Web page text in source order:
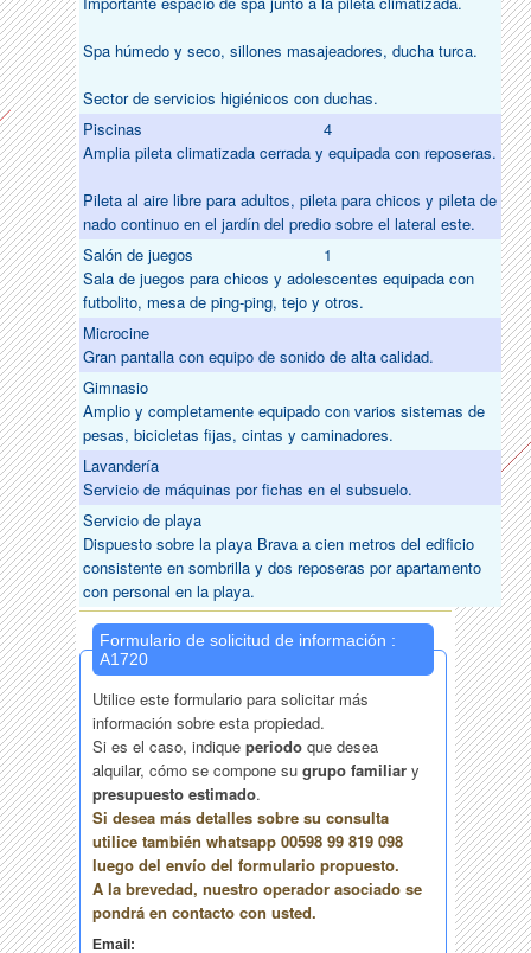
Spa húmedo y seco, sillones masajeadores, ducha turca.
Sector de servicios higiénicos con duchas.
Piscinas
4
Amplia pileta climatizada cerrada y equipada con reposeras.
Pileta al aire libre para adultos, pileta para chicos y pileta de
nado continuo en el jardín del predio sobre el lateral este.
Salón de juegos
1
Sala de juegos para chicos y adolescentes equipada con
futbolito, mesa de ping-ping, tejo y otros.
Microcine
Gran pantalla con equipo de sonido de alta calidad.
Gimnasio
Amplio y completamente equipado con varios sistemas de
pesas, bicicletas fijas, cintas y caminadores.
Lavandería
Servicio de máquinas por fichas en el subsuelo.
Servicio de playa
Dispuesto sobre la playa Brava a cien metros del edificio
consistente en sombrilla y dos reposeras por apartamento
con personal en la playa.